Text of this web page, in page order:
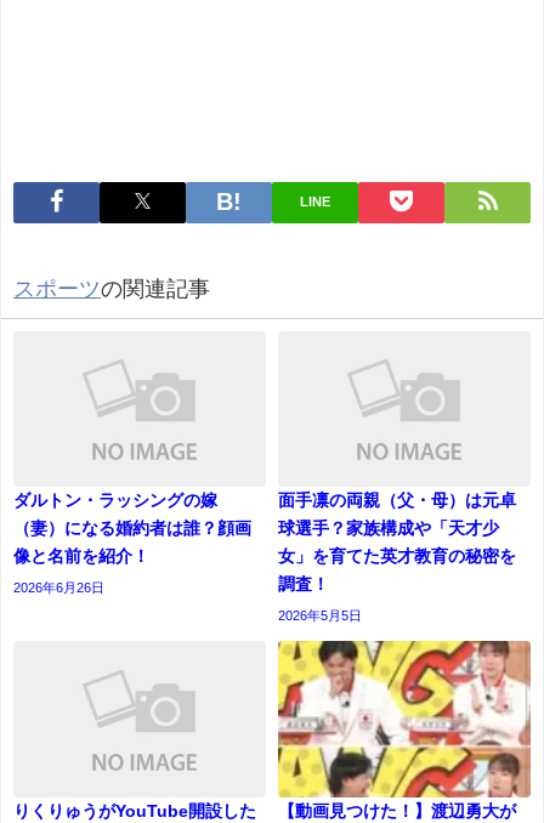
LINE
スポーツの関連記事
ダルトン・ラッシングの嫁
（妻）になる婚約者は誰？顔画
像と名前を紹介！
2026年6月26日
面手凛の両親（父・母）は元卓
球選手？家族構成や「天才少
女」を育てた英才教育の秘密を
調査！
2026年5月5日
りくりゅうがYouTube開設した
【動画見つけた！】渡辺勇大が